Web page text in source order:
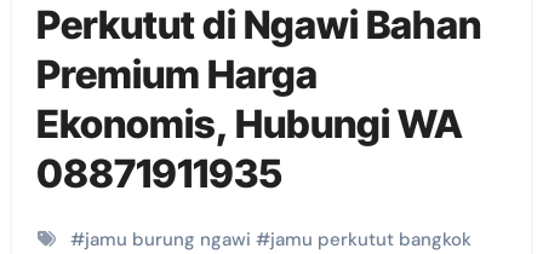
Perkutut di Ngawi Bahan
Premium Harga
Ekonomis, Hubungi WA
08871911935
#jamu burung ngawi #jamu perkutut bangkok